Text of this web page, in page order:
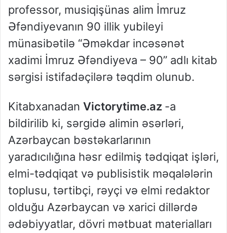
professor, musiqişünas alim İmruz
Əfəndiyevanın 90 illik yubileyi
münasibətilə “Əməkdar incəsənət
xadimi İmruz Əfəndiyeva – 90” adlı kitab
sərgisi istifadəçilərə təqdim olunub.
Kitabxanadan Victorytime.az -a
bildirilib ki, sərgidə alimin əsərləri,
Azərbaycan bəstəkarlarının
yaradıcılığına həsr edilmiş tədqiqat işləri,
elmi-tədqiqat və publisistik məqalələrin
toplusu, tərtibçi, rəyçi və elmi redaktor
olduğu Azərbaycan və xarici dillərdə
ədəbiyyatlar, dövri mətbuat materialları